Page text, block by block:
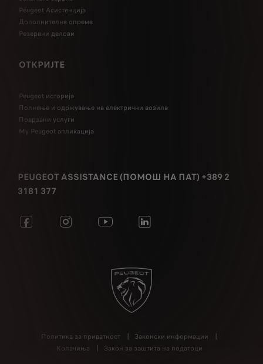
Peugeot Асистенција
Дополнителна опрема
Резервни делови
ОТКРИЈТЕ
Peugeot историја
Полнење и одржување на електрични возила
Поврзани услуги
My Peugeot апликација
PEUGEOT ASSISTANCE (ПОМОШ НА ПАТ) +389 2
3181 377
Политика за приватност
Законски информации
Колачиња
Закон за заштита на податоци